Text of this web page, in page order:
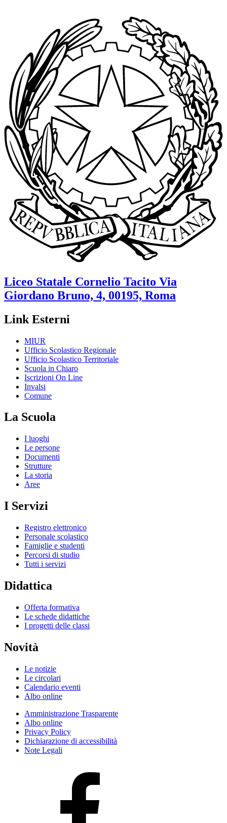
Liceo Statale Cornelio Tacito Via
Giordano Bruno, 4, 00195, Roma
Link Esterni
MIUR
Ufficio Scolastico Regionale
Ufficio Scolastico Territoriale
Scuola in Chiaro
Iscrizioni On Line
Invalsi
Comune
La Scuola
I luoghi
Le persone
Documenti
Strutture
La storia
Aree
I Servizi
Registro elettronico
Personale scolastico
Famiglie e studenti
Percorsi di studio
Tutti i servizi
Didattica
Offerta formativa
Le schede didattiche
I progetti delle classi
Novità
Le notizie
Le circolari
Calendario eventi
Albo online
Amministrazione Trasparente
Albo online
Privacy Policy
Dichiarazione di accessibilità
Note Legali